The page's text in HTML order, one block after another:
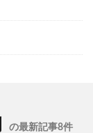
の最新記事8件